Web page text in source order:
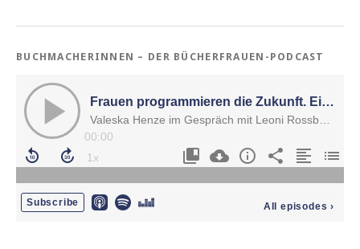
BUCHMACHERINNEN – DER BÜCHERFRAUEN-PODCAST